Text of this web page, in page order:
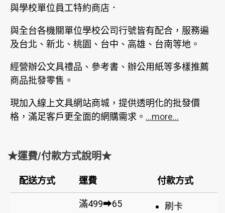
與學校單位員工特約商店．
與全台各機關單位學校公司行號皆有配合，服務遍
及台北、新北、桃園、台中、高雄、台南等地。
經營辦公文具禮品、參考書、辦公用紙等多樣推薦
商品批發零售。
現加入線上文具網站商城，提供透明化的批發價
格，滿足客戶更全面的網購需求。 ...more...
★運費/付款方式說明★
配送方式 運費 付款方式
滿499➡65
刷卡